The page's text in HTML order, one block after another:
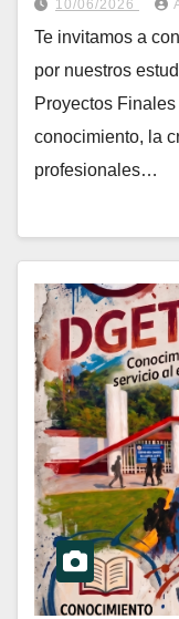
10/06/2026
Te invitamos a
por nuestros
Proyectos
conocimiento, la
profesionales…